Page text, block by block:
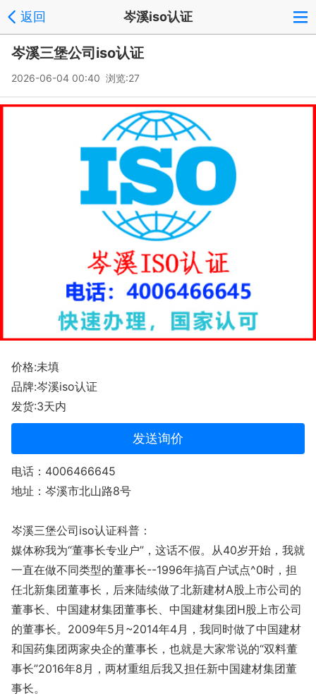
返回 岑溪iso认证
岑溪三堡公司iso认证
2026-06-04 00:40 浏览:27
价格:未填
品牌:岑溪iso认证
发货:3天内
发送询价
电话：4006466645
地址：岑溪市北山路8号
岑溪三堡公司iso认证科普：
媒体称我为“董事长专业户”，这话不假。从40岁开始，我就
一直在做不同类型的董事长--1996年搞百户试点^0时，担
任北新集团董事长，后来陆续做了北新建材A股上市公司的
董事长、中国建材集团董事长、中国建材集团H股上市公司
的董事长。2009年5月~2014年4月，我同时做了中国建材
和国药集团两家央企的董事长，也就是大家常说的“双料董
事长”2016年8月，两材重组后我又担任新中国建材集团董
事长。